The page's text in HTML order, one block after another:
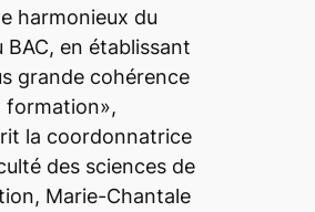
harmonieux du
BAC, en établissant
grande cohérence
formation»,
la coordonnatrice
des sciences de
Marie-Chantale